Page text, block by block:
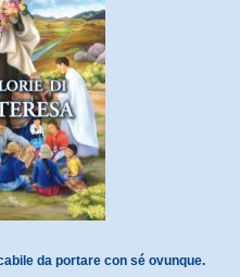
da portare con sé ovunque.